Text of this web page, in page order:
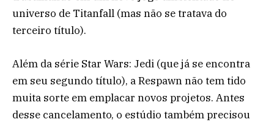
universo de Titanfall (mas não se tratava do
terceiro título).
Além da série Star Wars: Jedi (que já se encontra
em seu segundo título), a Respawn não tem tido
muita sorte em emplacar novos projetos. Antes
desse cancelamento, o estúdio também precisou